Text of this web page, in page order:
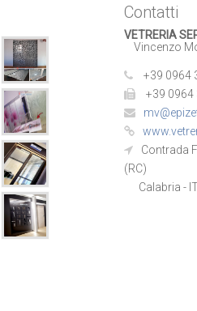
Contatti
VETRERIA
Vincenzo
+39 0964
+39 0964
Contrada
(RC)
Calabria -